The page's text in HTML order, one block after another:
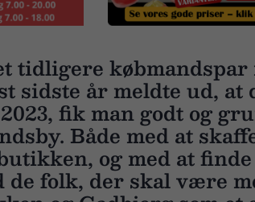
tidligere købmandspar
sidste år meldte ud, at
fik man godt og
Både med at
og med at
de folk, der skal være